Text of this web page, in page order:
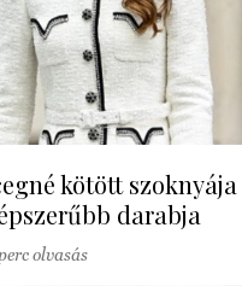
kötött szoknyája
darabja
olvasás